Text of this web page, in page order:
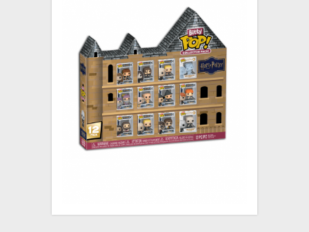
XZONE CLUB